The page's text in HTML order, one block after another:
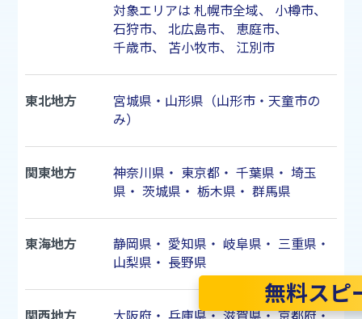
対象エリアは 札幌市全域、 小樽市、
石狩市、 北広島市、 恵庭市、
千歳市、 苫小牧市、 江別市
東北地方
宮城県・山形県（山形市・天童市の
み）
関東地方 神奈川県 ・ 東京都・ 千葉県 ・ 埼玉
県 ・ 茨城県 ・ 栃木県 ・ 群馬県
東海地方 静岡県 ・ 愛知県 ・ 岐阜県 ・ 三重県 ・
山梨県 ・ 長野県
無料スピ